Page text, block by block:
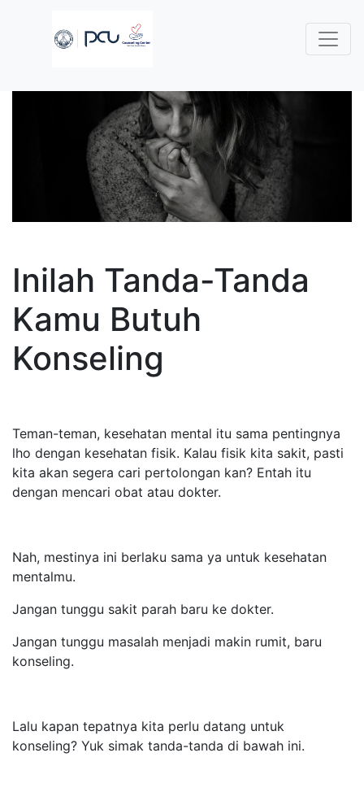
Inilah Tanda-Tanda
Kamu Butuh
Konseling
Teman-teman, kesehatan mental itu sama pentingnya
lho dengan kesehatan fisik. Kalau fisik kita sakit, pasti
kita akan segera cari pertolongan kan? Entah itu
dengan mencari obat atau dokter.
Nah, mestinya ini berlaku sama ya untuk kesehatan
mentalmu.
Jangan tunggu sakit parah baru ke dokter.
Jangan tunggu masalah menjadi makin rumit, baru
konseling.
Lalu kapan tepatnya kita perlu datang untuk
konseling? Yuk simak tanda-tanda di bawah ini.